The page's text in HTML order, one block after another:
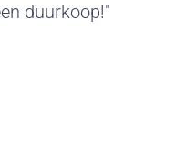
kunnen we
nieuwe, actuele